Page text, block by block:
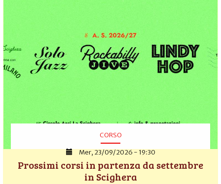
CORSO
Mer, 23/09/2026 - 19:30
Prossimi corsi in partenza da settembre
in Scighera